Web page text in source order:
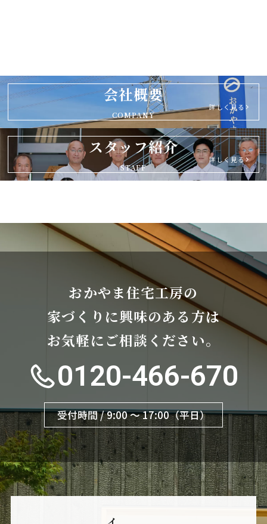
会社概要
COMPANY
詳しく見る
スタッフ紹介
STAFF
詳しく見る
おかやま住宅工房の
家づくりに興味のある方は
お気軽にご相談ください。
0120-466-670
受付時間 / 9:00 〜 17:00（平日）